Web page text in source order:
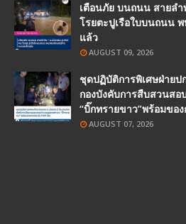
เตือนภัย บนถนน สายล
โรยตะปูเรือใบบนถนน
แล้ว
AUGUST 09, 2026
ชุดปฏิบัติการพิเศษฝ่ายป
กองบังคับการสืบสวนส
“บิ๊กทรายขาว”พร้อมขอ
AUGUST 07, 2026